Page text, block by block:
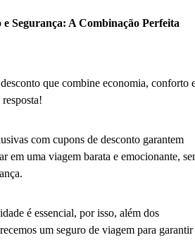
e Segurança: A Combinação Perfeita
que combine economia, conforto
com cupons de desconto garantem
em uma viagem barata e emocionante,
é essencial, por isso, além dos
um seguro de viagem para garantir